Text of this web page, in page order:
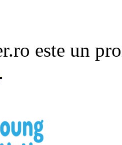
este un
.